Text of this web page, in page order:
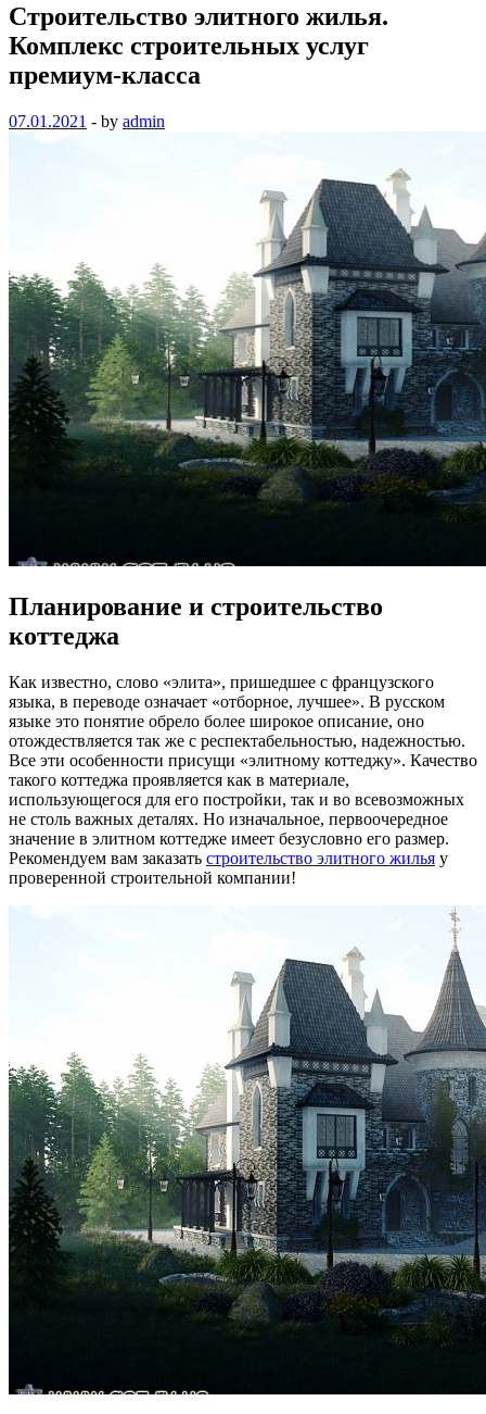
Строительство элитного жилья.
Комплекс строительных услуг
премиум-класса
07.01.2021 - by admin
Планирование и строительство
коттеджа
Как известно, слово «элита», пришедшее с французского
языка, в переводе означает «отборное, лучшее». В русском
языке это понятие обрело более широкое описание, оно
отождествляется так же с респектабельностью, надежностью.
Все эти особенности присущи «элитному коттеджу». Качество
такого коттеджа проявляется как в материале,
использующегося для его постройки, так и во всевозможных
не столь важных деталях. Но изначальное, первоочередное
значение в элитном коттедже имеет безусловно его размер.
Рекомендуем вам заказать строительство элитного жилья у
проверенной строительной компании!